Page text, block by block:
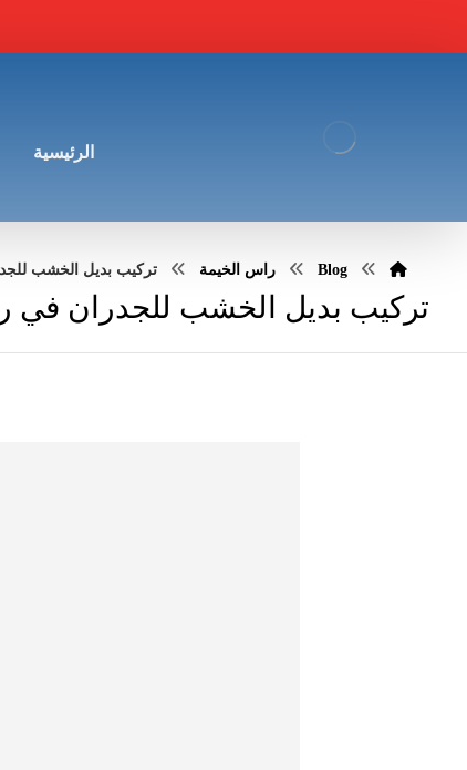
الرئيسية
Blog راس الخيمة تركيب بديل الخشب للجدران
تركيب بديل الخشب للجدران في راس